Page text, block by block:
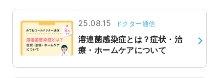
25.08.15 ドクター通信
溶連菌感染症とは？症状・治
療・ホームケアについて